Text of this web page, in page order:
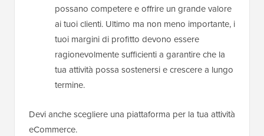
possano competere e offrire un grande valore
ai tuoi clienti. Ultimo ma non meno importante, i
tuoi margini di profitto devono essere
ragionevolmente sufficienti a garantire che la
tua attività possa sostenersi e crescere a lungo
termine.
Devi anche scegliere una piattaforma per la tua attività
eCommerce.